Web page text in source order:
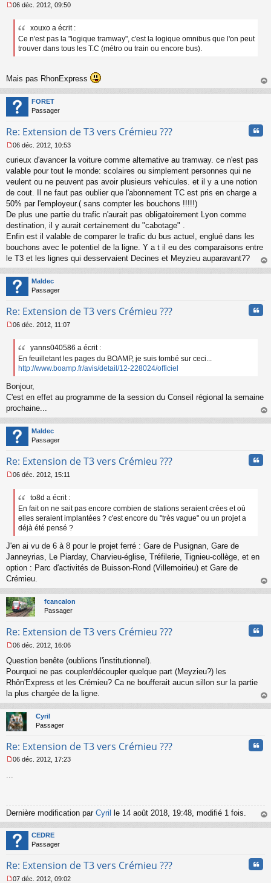
l
e
g
n
l
u
06 déc. 2012, 09:50
xouxo a écrit :
Ce n'est pas la "logique tramway", c'est la logique omnibus que l'on peut
trouver dans tous les T.C (métro ou train ou encore bus).
Mais pas RhonExpress
au
FORET
Passager
Re: Extension de T3 vers Crémieu ???
e
s
s
g
e
n
o
n
u
06 déc. 2012, 10:53
curieux d'avancer la voiture comme alternative au tramway. ce n'est pas
valable pour tout le monde: scolaires ou simplement personnes qui ne
veulent ou ne peuvent pas avoir plusieurs vehicules. et il y a une notion
de cout. Il ne faut pas oublier que l'abonnement TC est pris en charge a
50% par l'employeur.( sans compter les bouchons !!!!!)
De plus une partie du trafic n'aurait pas obligatoirement Lyon comme
destination, il y aurait certainement du "cabotage" .
Enfin est il valable de comparer le trafic du bus actuel, englué dans les
bouchons avec le potentiel de la ligne. Y a t il eu des comparaisons entre
le T3 et les lignes qui desservaient Decines et Meyzieu auparavant??
au
Maldec
Passager
Re: Extension de T3 vers Crémieu ???
e
g
e
n
n
l
u
06 déc. 2012, 11:07
yanns040586 a écrit :
En feuilletant les pages du BOAMP, je suis tombé sur ceci...
http://www.boamp.fr/avis/detail/12-228024/officiel
Bonjour,
C'est en effet au programme de la session du Conseil régional la semaine
prochaine...
au
Maldec
Passager
Re: Extension de T3 vers Crémieu ???
e
e
n
o
l
u
06 déc. 2012, 15:11
to8d a écrit :
En fait on ne sait pas encore combien de stations seraient crées et où
elles seraient implantées ? c'est encore du "très vague" ou un projet a
déjà été pensé ?
J'en ai vu de 6 à 8 pour le projet ferré : Gare de Pusignan, Gare de
Janneyrias, Le Piarday, Charvieu-église, Tréfilerie, Tignieu-collège, et en
option : Parc d'activités de Buisson-Rond (Villemoirieu) et Gare de
Crémieu.
au
fcancalon
Passager
Re: Extension de T3 vers Crémieu ???
e
s
g
n
o
u
06 déc. 2012, 16:06
Question benête (oublions l'institutionnel).
Pourquoi ne pas coupler/découpler quelque part (Meyzieu?) les
Rhôn'Express et les Crémieu? Ca ne boufferait aucun sillon sur la partie
la plus chargée de la ligne.
au
Cyril
Passager
Re: Extension de T3 vers Crémieu ???
g
e
n
o
n
u
06 déc. 2012, 17:23
Dernière modification par Cyril le 14 août 2018, 19:48, modifié 1 fois.
au
CEDRE
Passager
Re: Extension de T3 vers Crémieu ???
07 déc. 2012, 09:02